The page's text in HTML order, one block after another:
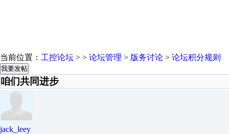
当前位置： 工控论坛 > > 论坛管理 > 版务讨论 > 论坛积分规则
我要发帖
咱们共同进步
jack_leey